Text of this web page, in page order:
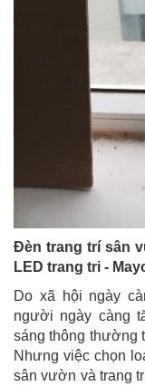
Đèn trang trí sân
LED trang tri -
Do xã hội ngày
người ngày càng
sáng thông thường
Nhưng việc chọn
sân vườn và trang